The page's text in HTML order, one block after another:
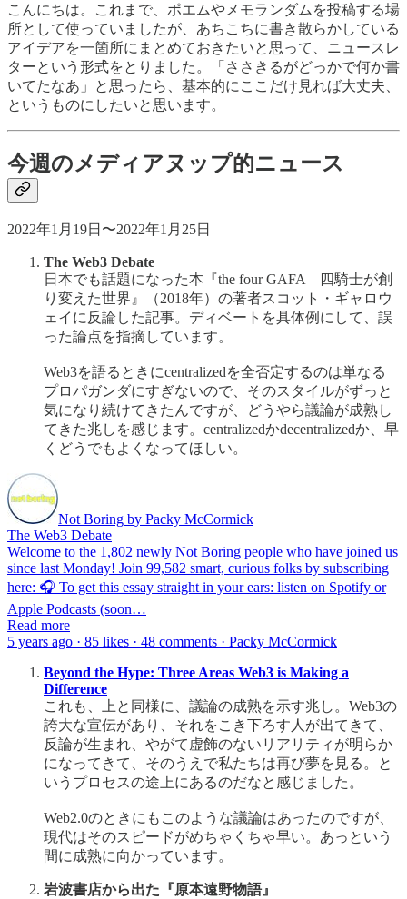
こんにちは。これまで、ポエムやメモランダムを投稿する場
所として使っていましたが、あちこちに書き散らかしている
アイデアを一箇所にまとめておきたいと思って、ニュースレ
ターという形式をとりました。「ささきるがどっかで何か書
いてたなあ」と思ったら、基本的にここだけ見れば大丈夫、
というものにしたいと思います。
今週のメディアヌップ的ニュース
2022年1月19日〜2022年1月25日
The Web3 Debate
日本でも話題になった本『the four GAFA 四騎士が創
り変えた世界』（2018年）の著者スコット・ギャロウ
ェイに反論した記事。ディベートを具体例にして、誤
った論点を指摘しています。
Web3を語るときにcentralizedを全否定するのは単なる
プロパガンダにすぎないので、そのスタイルがずっと
気になり続けてきたんですが、どうやら議論が成熟し
てきた兆しを感じます。centralizedかdecentralizedか、早
くどうでもよくなってほしい。
Not Boring by Packy McCormick
The Web3 Debate
Welcome to the 1,802 newly Not Boring people who have joined us
since last Monday! Join 99,582 smart, curious folks by subscribing
here: 🎧 To get this essay straight in your ears: listen on Spotify or
Apple Podcasts (soon…
Read more
5 years ago · 85 likes · 48 comments · Packy McCormick
Beyond the Hype: Three Areas Web3 is Making a
Difference
これも、上と同様に、議論の成熟を示す兆し。Web3の
誇大な宣伝があり、それをこき下ろす人が出てきて、
反論が生まれ、やがて虚飾のないリアリティが明らか
になってきて、そのうえで私たちは再び夢を見る。と
いうプロセスの途上にあるのだなと感じました。
Web2.0のときにもこのような議論はあったのですが、
現代はそのスピードがめちゃくちゃ早い。あっという
間に成熟に向かっています。
岩波書店から出た『原本遠野物語』